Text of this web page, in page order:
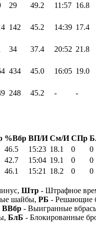
29 49.2 11:57 16.8
142 45.2 14:39 17.4
34 37.4 20:52 21.8
434 45.0 16:05 19.0
248 45.2 - -
%Вбр ВП/И См/И СПр
46.5 15:23 18.1 0
0
42.7 15:04 19.1 0
0
46.1 15:21 18.2 0
0
Штр - Штрафное
шайбы, РБ - Решающие
ВВбр - Выигранные
БлБ - Блокированные